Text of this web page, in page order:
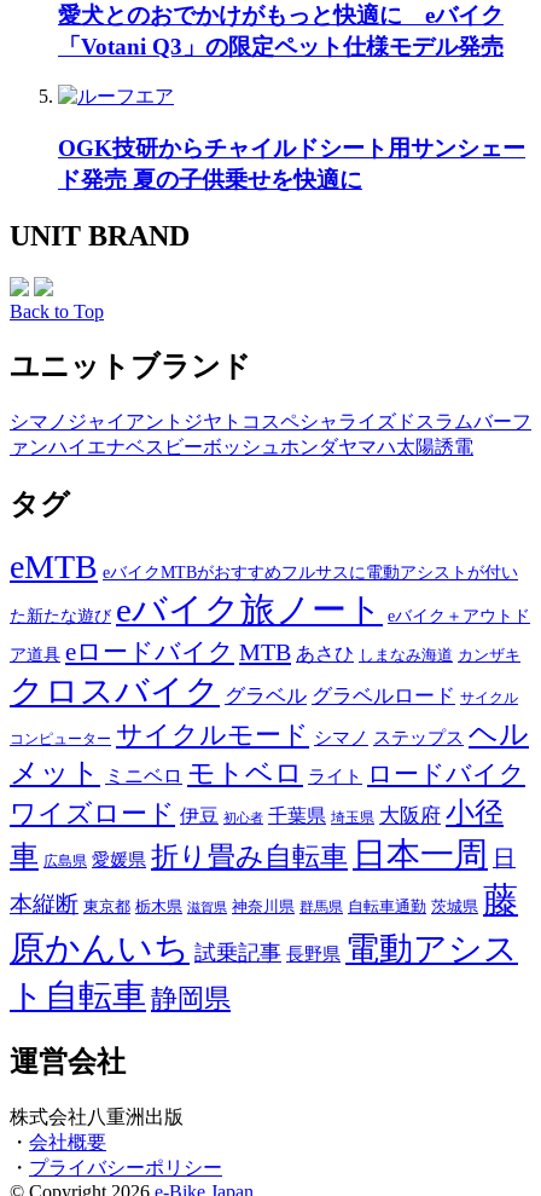
愛犬とのおでかけがもっと快適に eバイク
「Votani Q3」の限定ペット仕様モデル発売
OGK技研からチャイルドシート用サンシェー
ド発売 夏の子供乗せを快適に
UNIT BRAND
Back to Top
ユニットブランド
シマノ ジャイアント ジヤトコ スペシャライズド スラムバーフ
ァンハイエナベスビーボッシュ ホンダヤマハ太陽誘電
タグ
eMTB eバイクMTBがおすすめフルサスに電動アシストが付い
た新たな遊び eバイク旅ノート
eバイク＋アウトド
ア道具 eロードバイク MTB あさひ しまなみ海道 カンザキ
クロスバイク グラベル グラベルロード サイクル
コンピューター サイクルモード シマノ ステップス ヘル
メット
ミニベロ モトベロ ライト
ロードバイク
ワイズロード 伊豆 初心者 千葉県 埼玉県 大阪府 小径
車 広島県 愛媛県 折り畳み自転車 日本一周 日
本縦断 東京都 栃木県 滋賀県 神奈川県 群馬県 自転車通勤 茨城県 藤
原かんいち 試乗記事 長野県 電動アシス
ト自転車 静岡県
運営会社
株式会社八重洲出版
・ 会社概要
・ プライバシーポリシー